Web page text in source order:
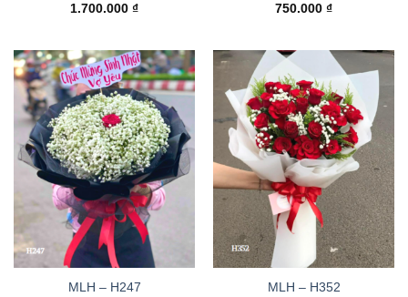
1.700.000 ₫
750.000 ₫
MLH – H247
MLH – H352